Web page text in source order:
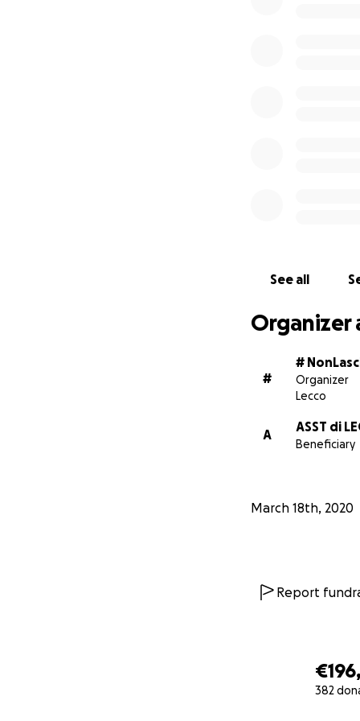
382
the world of
Help us with a
Founders of the
Petagna, Maria
Junior Enterprise
See all
Organizer
#
#
Organizer
Lecco
A
ASST di
Beneficiary
March 18th, 2020
Report